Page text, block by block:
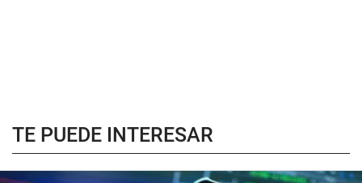
TE PUEDE INTERESAR